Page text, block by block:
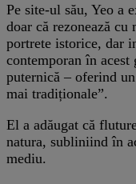
Pe site-ul său, Yeo a
doar că rezonează
portrete istorice, dar
contemporan în acest
puternică – oferind
mai tradiționale”.
El a adăugat că
natura, subliniind în
mediu.